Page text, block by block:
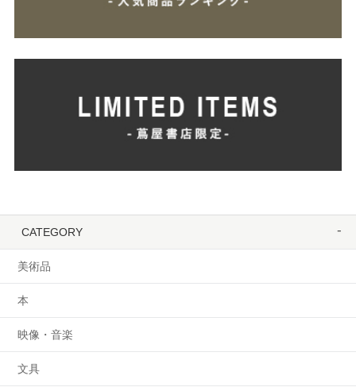
CATEGORY
美術品
本
映像・音楽
文具